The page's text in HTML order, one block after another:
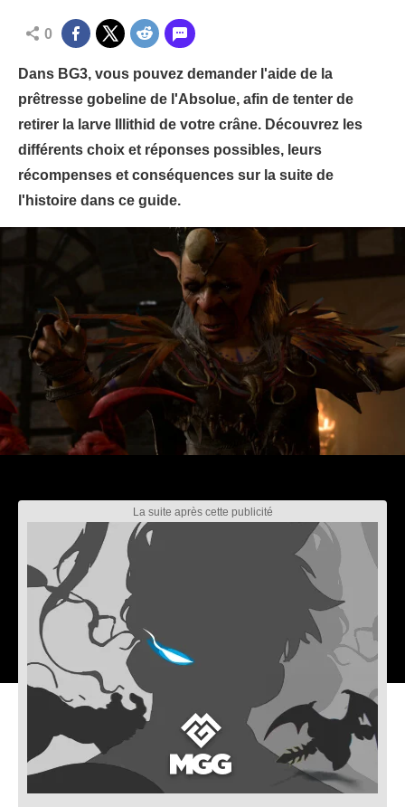
0
Dans BG3, vous pouvez demander l'aide de la
prêtresse gobeline de l'Absolue, afin de tenter de
retirer la larve Illithid de votre crâne. Découvrez les
différents choix et réponses possibles, leurs
récompenses et conséquences sur la suite de
l'histoire dans ce guide.